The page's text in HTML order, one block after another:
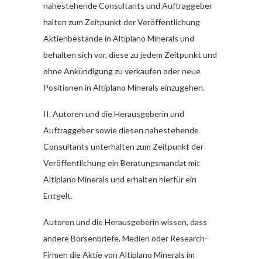
nahestehende Consultants und Auftraggeber
halten zum Zeitpunkt der Veröffentlichung
Aktienbestände in Altiplano Minerals und
behalten sich vor, diese zu jedem Zeitpunkt und
ohne Ankündigung zu verkaufen oder neue
Positionen in Altiplano Minerals einzugehen.
II. Autoren und die Herausgeberin und
Auftraggeber sowie diesen nahestehende
Consultants unterhalten zum Zeitpunkt der
Veröffentlichung ein Beratungsmandat mit
Altiplano Minerals und erhalten hierfür ein
Entgelt.
Autoren und die Herausgeberin wissen, dass
andere Börsenbriefe, Medien oder Research-
Firmen die Aktie von Altiplano Minerals im